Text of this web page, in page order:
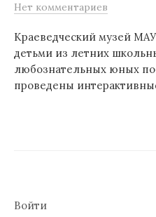
Нет комментариев
Краеведческий музей
детьми из летних
любознательных юных
проведены
Войти